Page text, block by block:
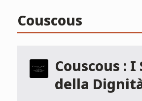
Couscous
Couscous :
della